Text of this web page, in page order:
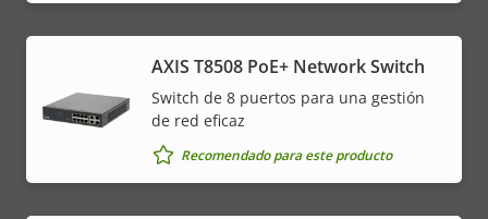
AXIS T8508 PoE+ Network Switch
Switch de 8 puertos para una gestión
de red eficaz
Recomendado para este producto